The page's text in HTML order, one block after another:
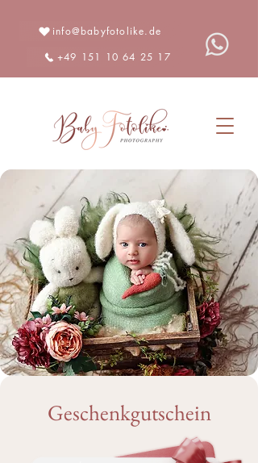
info@babyfotolike.de
+49 151 10 64 25 17
Geschenkgutschein